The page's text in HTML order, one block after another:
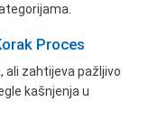
Proces
ali zahtijeva pažljivo
kašnjenja u